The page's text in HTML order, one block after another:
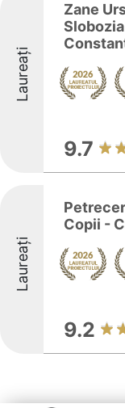
Laureați
Zane
9.7
Laureați
Copii -
9.2